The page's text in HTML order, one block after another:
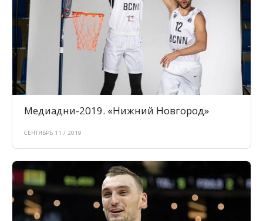
Медиадни-2019. «Нижний Новгород»
СЕНТЯБРЬ 11 / 2019